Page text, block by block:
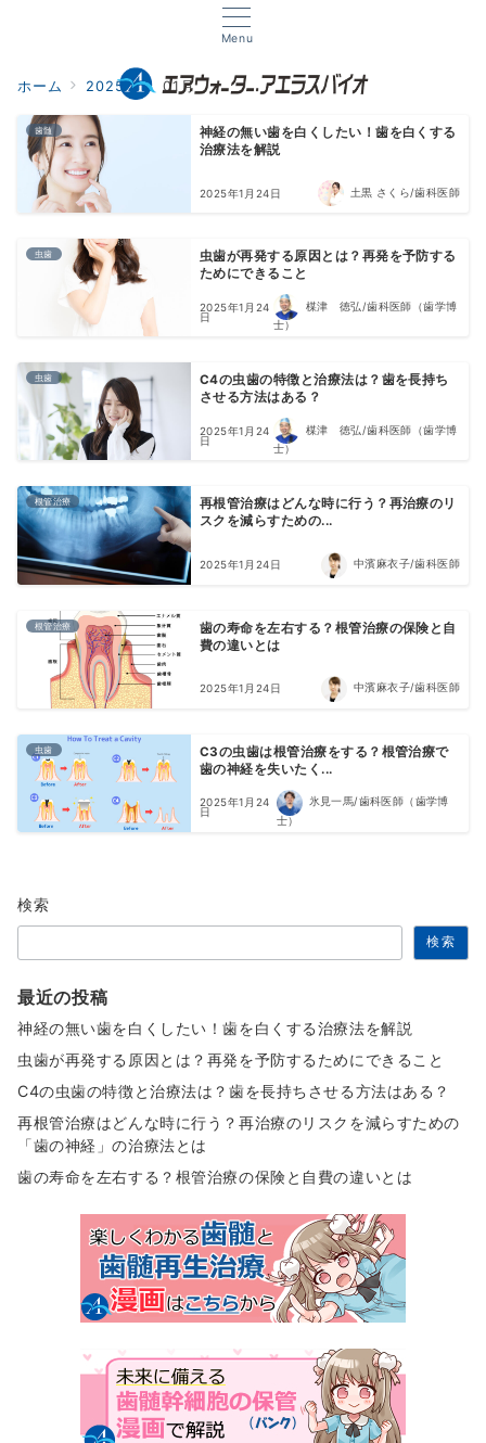
Menu
ホーム 2025年 01月
歯髄
神経の無い歯を白くしたい！歯を白くする
治療法を解説
2025年1月24日 土黒 さくら/歯科医師
虫歯
虫歯が再発する原因とは？再発を予防する
ためにできること
2025年1月24
日
楳津 徳弘/歯科医師（歯学博
士）
虫歯
C4の虫歯の特徴と治療法は？歯を長持ち
させる方法はある？
2025年1月24
日
楳津 徳弘/歯科医師（歯学博
士）
根管治療
再根管治療はどんな時に行う？再治療のリ
スクを減らすための...
2025年1月24日 中濱麻衣子/歯科医師
根管治療
歯の寿命を左右する？根管治療の保険と自
費の違いとは
2025年1月24日 中濱麻衣子/歯科医師
虫歯
C3の虫歯は根管治療をする？根管治療で
歯の神経を失いたく...
2025年1月24
日
氷見一馬/歯科医師（歯学博
士）
検索
検索
最近の投稿
神経の無い歯を白くしたい！歯を白くする治療法を解説
虫歯が再発する原因とは？再発を予防するためにできること
C4の虫歯の特徴と治療法は？歯を長持ちさせる方法はある？
再根管治療はどんな時に行う？再治療のリスクを減らすための
「歯の神経」の治療法とは
歯の寿命を左右する？根管治療の保険と自費の違いとは